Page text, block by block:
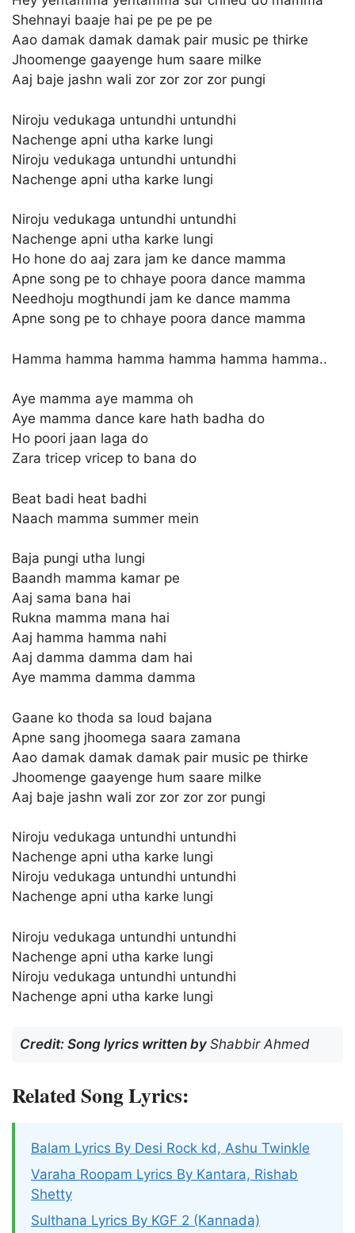
Shehnayi baaje hai pe pe pe pe
Aao damak damak damak pair music pe thirke
Jhoomenge gaayenge hum saare milke
Aaj baje jashn wali zor zor zor zor pungi
Niroju vedukaga untundhi untundhi
Nachenge apni utha karke lungi
Niroju vedukaga untundhi untundhi
Nachenge apni utha karke lungi
Niroju vedukaga untundhi untundhi
Nachenge apni utha karke lungi
Ho hone do aaj zara jam ke dance mamma
Apne song pe to chhaye poora dance mamma
Needhoju mogthundi jam ke dance mamma
Apne song pe to chhaye poora dance mamma
Hamma hamma hamma hamma hamma hamma..
Aye mamma aye mamma oh
Aye mamma dance kare hath badha do
Ho poori jaan laga do
Zara tricep vricep to bana do
Beat badi heat badhi
Naach mamma summer mein
Baja pungi utha lungi
Baandh mamma kamar pe
Aaj sama bana hai
Rukna mamma mana hai
Aaj hamma hamma nahi
Aaj damma damma dam hai
Aye mamma damma damma
Gaane ko thoda sa loud bajana
Apne sang jhoomega saara zamana
Aao damak damak damak pair music pe thirke
Jhoomenge gaayenge hum saare milke
Aaj baje jashn wali zor zor zor zor pungi
Niroju vedukaga untundhi untundhi
Nachenge apni utha karke lungi
Niroju vedukaga untundhi untundhi
Nachenge apni utha karke lungi
Niroju vedukaga untundhi untundhi
Nachenge apni utha karke lungi
Niroju vedukaga untundhi untundhi
Nachenge apni utha karke lungi
Credit: Song lyrics written by Shabbir Ahmed
Related Song Lyrics:
Balam Lyrics By Desi Rock kd, Ashu Twinkle
Varaha Roopam Lyrics By Kantara, Rishab
Shetty
Sulthana Lyrics By KGF 2 (Kannada)